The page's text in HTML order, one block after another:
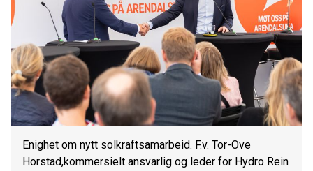
Enighet om nytt solkraftsamarbeid. F.v. Tor-Ove
Horstad,kommersielt ansvarlig og leder for Hydro Rein